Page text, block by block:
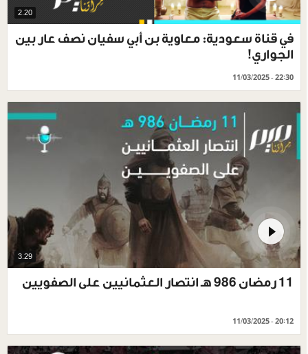
2.20
في قناة سعودية: معاوية بن أبي سفيان نصف عار بين
الجواري!
11/03/2025 - 22:30
3.29
11 رمضان 986 هـ انتصار العثمانيين على الصفويين
11/03/2025 - 20:12